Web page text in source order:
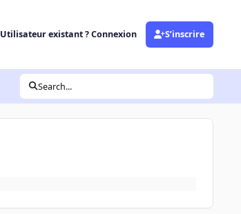
Utilisateur existant ? Connexion S’inscrire
Search...